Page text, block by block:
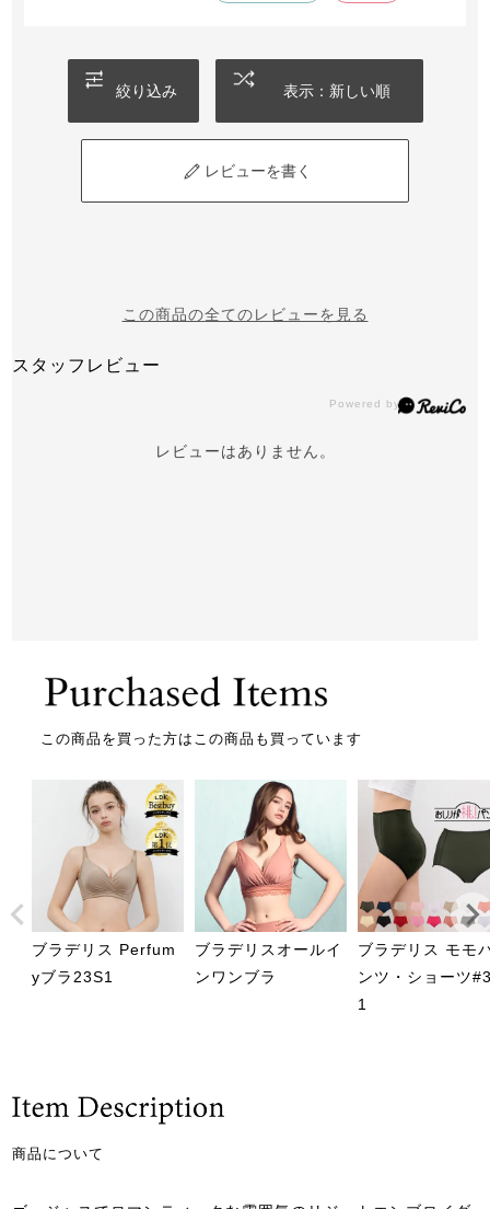
絞り込み 表示：新しい順
レビューを書く
この商品の全てのレビューを見る
スタッフレビュー
レビューはありません。
この商品を買った方はこの商品も買っています
ブラデリス Perfum
yブラ23S1
ブラデリスオールイ
ンワンブラ
ブラデリス モモ
ンツ・ショーツ
1
商品について